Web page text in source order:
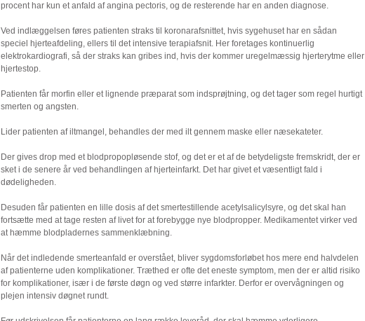
procent har kun et anfald af angina pectoris, og de resterende har en anden diagnose.
Ved indlæggelsen føres patienten straks til koronarafsnittet, hvis sygehuset har en sådan
speciel hjerteafdeling, ellers til det intensive terapiafsnit. Her foretages kontinuerlig
elektrokardiografi, så der straks kan gribes ind, hvis der kommer uregelmæssig hjerterytme eller
hjertestop.
Patienten får morfin eller et lignende præparat som indsprøjtning, og det tager som regel hurtigt
smerten og angsten.
Lider patienten af iltmangel, behandles der med ilt gennem maske eller næsekateter.
Der gives drop med et blodpropopløsende stof, og det er et af de betydeligste fremskridt, der er
sket i de senere år ved behandlingen af hjerteinfarkt. Det har givet et væsentligt fald i
dødeligheden.
Desuden får patienten en lille dosis af det smertestillende acetylsalicylsyre, og det skal han
fortsætte med at tage resten af livet for at forebygge nye blodpropper. Medikamentet virker ved
at hæmme blodpladernes sammenklæbning.
Når det indledende smerteanfald er overstået, bliver sygdomsforløbet hos mere end halvdelen
af patienterne uden komplikationer. Træthed er ofte det eneste symptom, men der er altid risiko
for komplikationer, især i de første døgn og ved større infarkter. Derfor er overvågningen og
plejen intensiv døgnet rundt.